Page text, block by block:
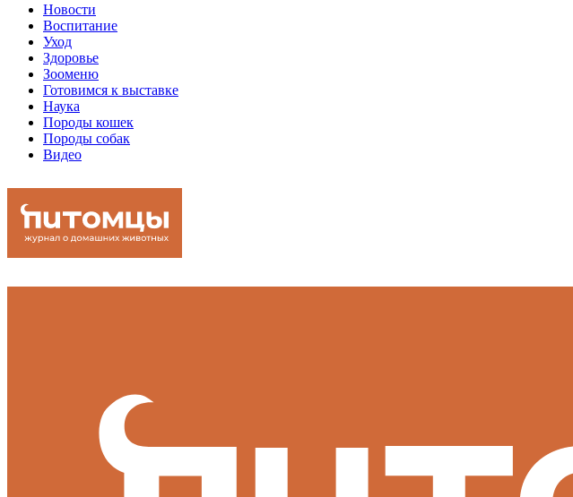
Новости
Воспитание
Уход
Здоровье
Зооменю
Готовимся к выставке
Наука
Породы кошек
Породы собак
Видео